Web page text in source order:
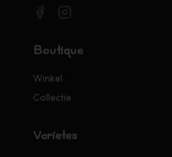
Boutique
Winkel
Collectie
Variétés